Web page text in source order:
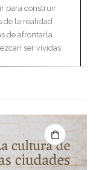
para construir
de la realidad
de afrontarla
ser vividas.